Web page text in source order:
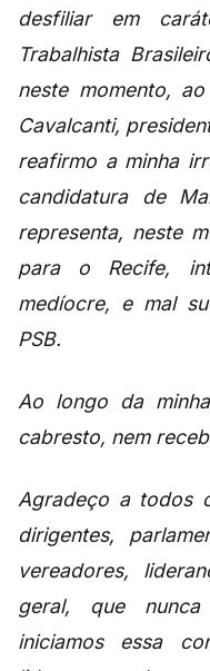
desfiliar em
Trabalhista
neste momento,
Cavalcanti,
reafirmo a minha
candidatura de
representa, neste
para o Recife,
medíocre, e mal
PSB.
Ao longo da
cabresto, nem
Agradeço a todos
dirigentes,
vereadores,
geral, que
iniciamos essa